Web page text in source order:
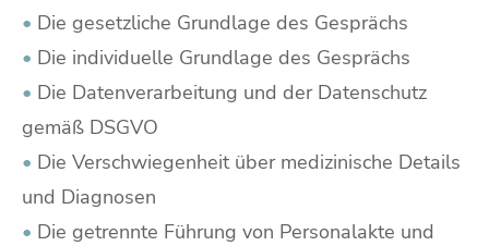
• Die gesetzliche Grundlage des Gesprächs
• Die individuelle Grundlage des Gesprächs
• Die Datenverarbeitung und der Datenschutz
gemäß DSGVO
• Die Verschwiegenheit über medizinische Details
und Diagnosen
• Die getrennte Führung von Personalakte und